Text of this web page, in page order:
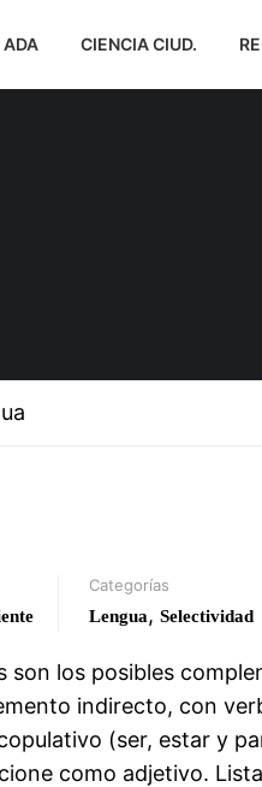
ADA CIENCIA CIUD.
Categorías
Lengua, Selectividad
son los posibles
indirecto, con
(ser, estar y
como adjetivo.